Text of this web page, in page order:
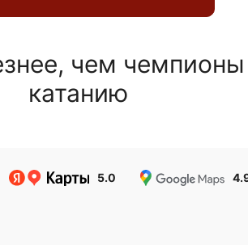
чем
катанию
5.0